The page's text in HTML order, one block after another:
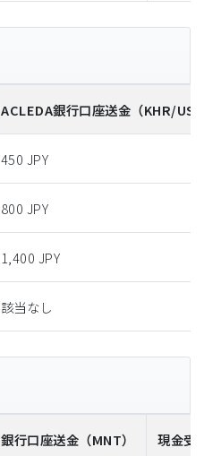
ACLEDA銀行口座送金 （KHR/
450 JPY
800 JPY
1,400 JPY
該当なし
銀行口座送金 （MNT） 現金受